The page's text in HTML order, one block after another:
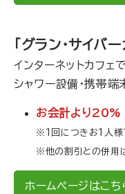
「グラン・サイ
インターネットカフェ
シャワー設備・携帯端
お会計より20%
※1回につきお1人様
※他の割引との併用
ホームページはこち